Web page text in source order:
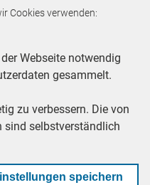
AGB DATENSCHUTZ
Cookies verwenden:
Webseite notwendig
gesammelt.
zu verbessern. Die von
sind selbstverständlich
speichern